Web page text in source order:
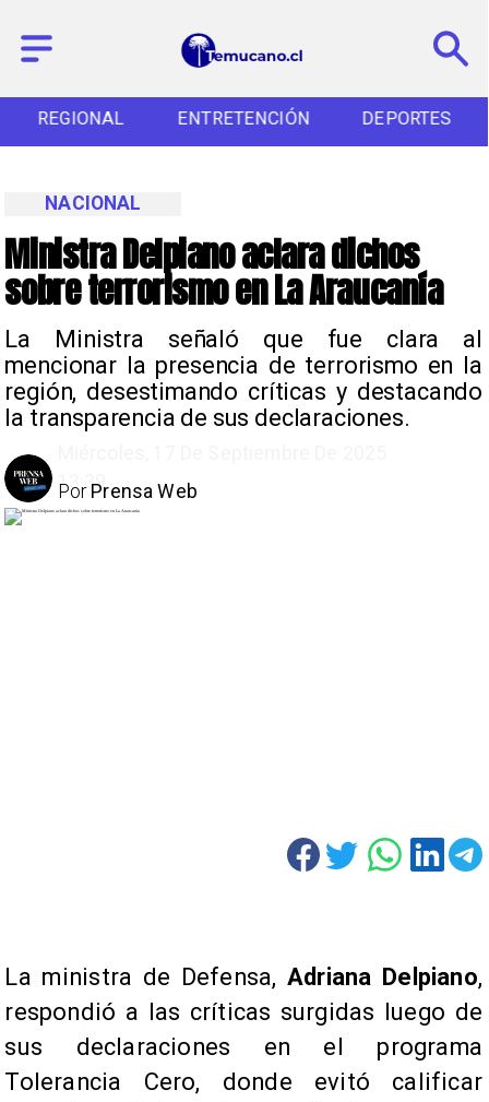
REGIONAL ENTRETENCIÓN DEPORTES
Ministra Delpiano aclara dichos
sobre terrorismo en La Araucanía
La Ministra señaló que fue clara al
mencionar la presencia de terrorismo en la
región, desestimando críticas y destacando
la transparencia de sus declaraciones.
NACIONAL
13:39Prensa Web
Por
La ministra de Defensa,Adriana Delpiano,
respondió a las críticas surgidas luego de
sus declaraciones en el programa
Tolerancia Cero, donde evitó calificar